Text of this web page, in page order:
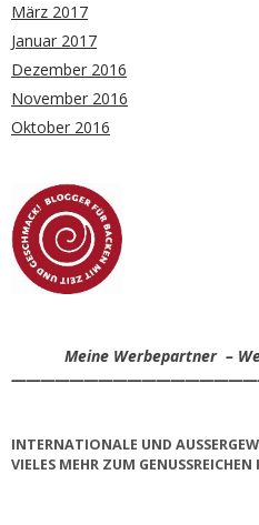
März 2017
Januar 2017
Dezember 2016
November 2016
Oktober 2016
Meine Werbepartner –
INTERNATIONALE UND
IELES MEHR ZUM GENUSSREICHEN